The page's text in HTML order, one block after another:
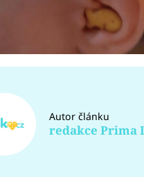
Autor článku
redakce Prima